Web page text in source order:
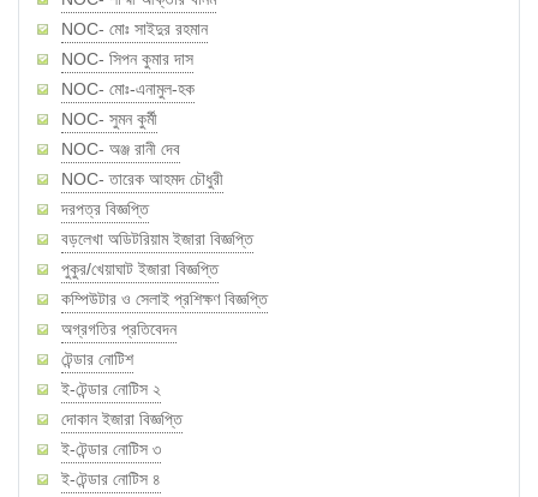
NOC- মোঃ সাইদুর রহমান
NOC- সিপন কুমার দাস
NOC- মোঃ-এনামুল-হক
NOC- সুমন কুর্মী
NOC- অঞ্জ রানী দেব
NOC- তারেক আহমদ চৌধুরী
দরপত্র বিজ্ঞপ্তি
বড়লেখা অডিটরিয়াম ইজারা বিজ্ঞপ্তি
পুকুর/খেয়াঘাট ইজারা বিজ্ঞপ্তি
কম্পিউটার ও সেলাই প্রশিক্ষণ বিজ্ঞপ্তি
অগ্রগতির প্রতিবেদন
টেন্ডার নোটিশ
ই-টেন্ডার নোটিস ২
দোকান ইজারা বিজ্ঞপ্তি
ই-টেন্ডার নোটিস ৩
ই-টেন্ডার নোটিস ৪